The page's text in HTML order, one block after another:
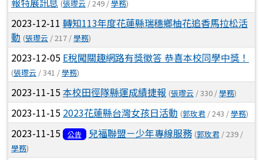
(張瓈云 / 249 /學務)
2023-12-11 轉知113年度花蓮縣瑞穗鄉柚花追香馬拉松活
動 (張瓈云 / 217 /學務)
2023-12-05 E稅闖關趣網路有獎徵答 恭喜本校同學中獎！
(張瓈云 / 341 /學務)
2023-11-15本校田徑隊縣運成績捷報 (張瓈云 / 330 /學務)
2023-11-15 2023花蓮縣台灣女孩日活動 (郭玫君 / 243 /學務)
2023-11-15 公告 兒福聯盟－少年專線服務 (郭玫君/ 239 /
學務)